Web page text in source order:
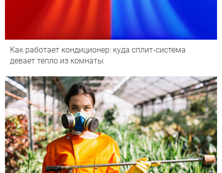
Как работает кондиционер: куда сплит-система
девает тепло из комнаты